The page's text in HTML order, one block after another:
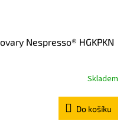
Nespresso® HGKPKN
Skladem
Do košíku